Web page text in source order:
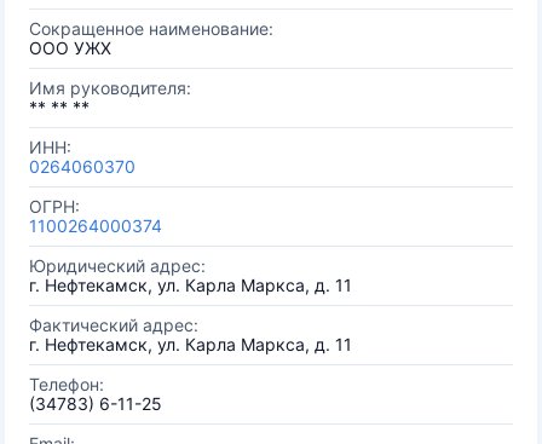
Сокращенное наименование:
ООО УЖХ
Имя руководителя:
** ** **
ИНН:
0264060370
ОГРН:
1100264000374
Юридический адрес:
г. Нефтекамск, ул. Карла Маркса, д. 11
Фактический адрес:
г. Нефтекамск, ул. Карла Маркса, д. 11
Телефон:
(34783) 6-11-25